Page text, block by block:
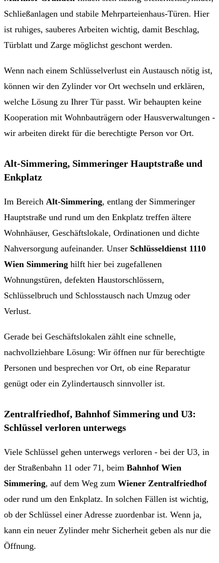
Schließanlagen und stabile Mehrparteienhaus-Türen. Hier
ist ruhiges, sauberes Arbeiten wichtig, damit Beschlag,
Türblatt und Zarge möglichst geschont werden.
Wenn nach einem Schlüsselverlust ein Austausch nötig ist,
können wir den Zylinder vor Ort wechseln und erklären,
welche Lösung zu Ihrer Tür passt. Wir behaupten keine
Kooperation mit Wohnbauträgern oder Hausverwaltungen -
wir arbeiten direkt für die berechtigte Person vor Ort.
Alt-Simmering, Simmeringer Hauptstraße und
Enkplatz
Im Bereich Alt-Simmering, entlang der Simmeringer
Hauptstraße und rund um den Enkplatz treffen ältere
Wohnhäuser, Geschäftslokale, Ordinationen und dichte
Nahversorgung aufeinander. Unser Schlüsseldienst 1110
Wien Simmering hilft hier bei zugefallenen
Wohnungstüren, defekten Haustorschlössern,
Schlüsselbruch und Schlosstausch nach Umzug oder
Verlust.
Gerade bei Geschäftslokalen zählt eine schnelle,
nachvollziehbare Lösung: Wir öffnen nur für berechtigte
Personen und besprechen vor Ort, ob eine Reparatur
genügt oder ein Zylindertausch sinnvoller ist.
Zentralfriedhof, Bahnhof Simmering und U3:
Schlüssel verloren unterwegs
Viele Schlüssel gehen unterwegs verloren - bei der U3, in
der Straßenbahn 11 oder 71, beim Bahnhof Wien
Simmering, auf dem Weg zum Wiener Zentralfriedhof
oder rund um den Enkplatz. In solchen Fällen ist wichtig,
ob der Schlüssel einer Adresse zuordenbar ist. Wenn ja,
kann ein neuer Zylinder mehr Sicherheit geben als nur die
Öffnung.